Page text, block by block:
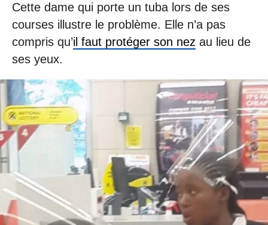
Cette dame qui porte un tuba lors de ses
courses illustre le problème. Elle n’a pas
compris qu’il faut protéger son nez au lieu de
ses yeux.